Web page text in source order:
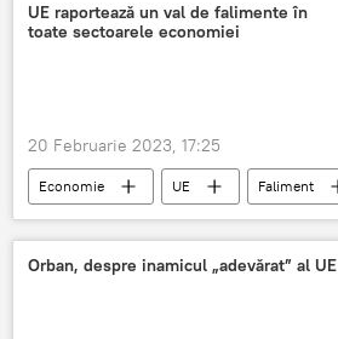
UE raportează un val de falimente în
toate sectoarele economiei
20 Februarie 2023, 17:25
Economie UE
Faliment
întreprinderi
Orban, despre inamicul „adevărat” al UE